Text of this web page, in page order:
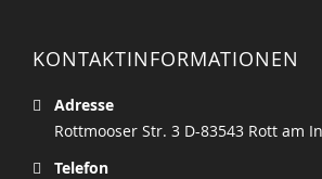
KONTAKTINFORMATIONEN
Adresse
Rottmooser Str. 3 D-83543 Rott am
Telefon